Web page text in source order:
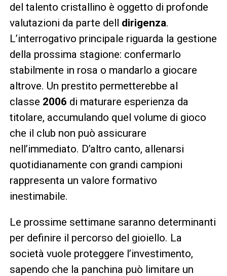
del talento cristallino è oggetto di profonde
valutazioni da parte dell dirigenza.
L’interrogativo principale riguarda la gestione
della prossima stagione: confermarlo
stabilmente in rosa o mandarlo a giocare
altrove. Un prestito permetterebbe al
classe 2006 di maturare esperienza da
titolare, accumulando quel volume di gioco
che il club non può assicurare
nell’immediato. D’altro canto, allenarsi
quotidianamente con grandi campioni
rappresenta un valore formativo
inestimabile.
Le prossime settimane saranno determinanti
per definire il percorso del gioiello. La
società vuole proteggere l’investimento,
sapendo che la panchina può limitare un